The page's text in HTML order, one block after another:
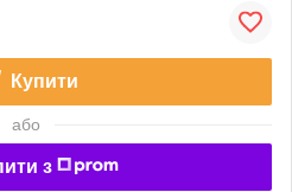
Купити
або
з